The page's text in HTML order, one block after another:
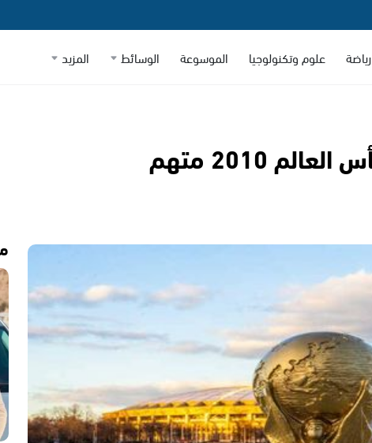
رياضة علوم وتكنولوجيا الموسوعة الوسائط المزيد
فضيحة جديدة: مؤدي أغنية كأس العالم 2010 متهم